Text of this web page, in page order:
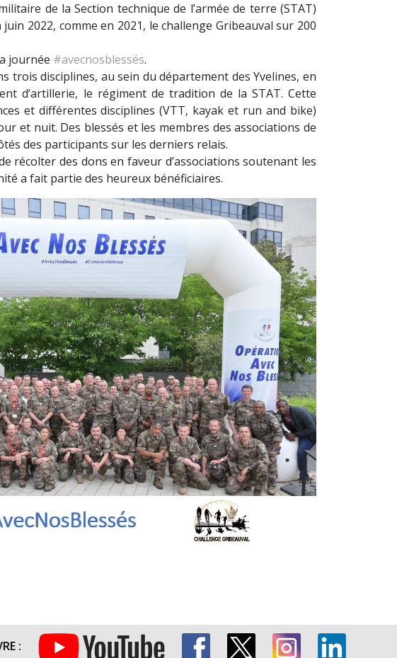
de la Section technique de l’armée de terre (STAT)
2022, comme en 2021, le challenge Gribeauval sur 200
journée #avecnosblessés.
trois disciplines, au sein du département des Yvelines, en
d’artillerie, le régiment de tradition de la STAT. Cette
et différentes disciplines (VTT, kayak et run and bike)
et nuit. Des blessés et les membres des associations de
des participants sur les derniers relais.
récolter des dons en faveur d’associations soutenant les
a fait partie des heureux bénéficiaires.
: